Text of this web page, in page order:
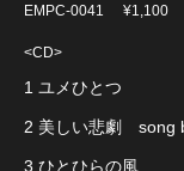
EMPC-0041 ¥1,100
<CD>
1 ユメひとつ
2 美しい悲劇 song
3 ひとひらの風